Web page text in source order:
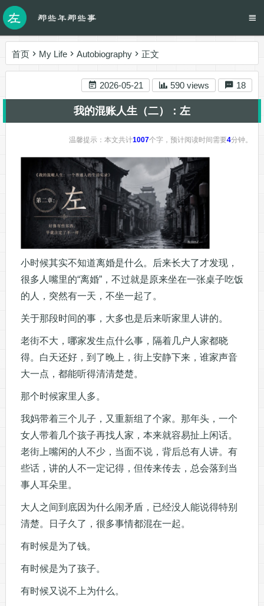
首页 My Life Autobiography 正文
2026-05-21 590 views 18
我的混账人生（二）：左
温馨提示：本文共计1007个字，预计阅读时间需要4分钟。
小时候其实不知道离婚是什么。后来长大了才发现，
很多人嘴里的“离婚”，不过就是原来坐在一张桌子吃饭
的人，突然有一天，不坐一起了。
关于那段时间的事，大多也是后来听家里人讲的。
老街不大，哪家发生点什么事，隔着几户人家都晓
得。白天还好，到了晚上，街上安静下来，谁家声音
大一点，都能听得清清楚楚。
那个时候家里人多。
我妈带着三个儿子，又重新组了个家。那年头，一个
女人带着几个孩子再找人家，本来就容易扯上闲话。
老街上嘴闲的人不少，当面不说，背后总有人讲。有
些话，讲的人不一定记得，但传来传去，总会落到当
事人耳朵里。
大人之间到底因为什么闹矛盾，已经没人能说得特别
清楚。日子久了，很多事情都混在一起。
有时候是为了钱。
有时候是为了孩子。
有时候又说不上为什么。